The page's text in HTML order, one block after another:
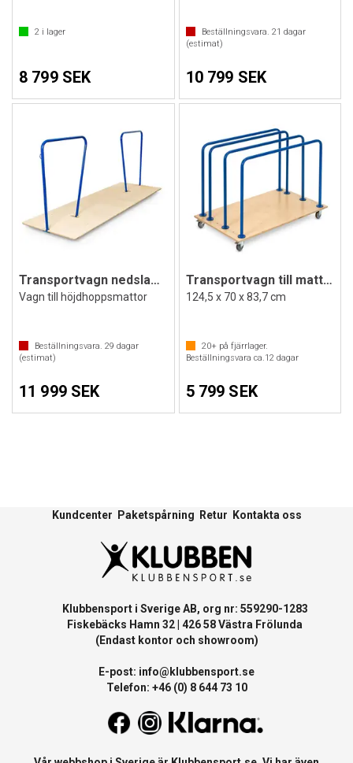
2 i lager
8 799 SEK
Beställningsvara. 21 dagar
(estimat)
10 799 SEK
Transportvagn nedslagsmattor
Vagn till höjdhoppsmattor
Beställningsvara. 29 dagar
(estimat)
11 999 SEK
Transportvagn till mattor
124,5 x 70 x 83,7 cm
20+på fjärrlager.
Beställningsvara ca.12dagar
5 799 SEK
Kundcenter Paketspårning Retur Kontakta oss
Klubbensport i Sverige AB, org nr: 559290-1283
Fiskebäcks Hamn 32 | 426 58 Västra Frölunda
(Endast kontor och showroom)
E-post: info@klubbensport.se
Telefon: +46 (0) 8 644 73 10